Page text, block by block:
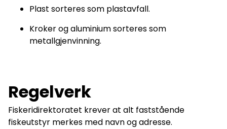
Plast sorteres som plastavfall.
Kroker og aluminium sorteres som
metallgjenvinning.
Regelverk
Fiskeridirektoratet krever at alt faststående
fiskeutstyr merkes med navn og adresse.